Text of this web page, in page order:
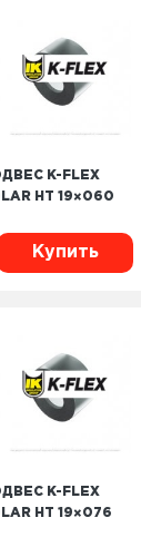
K-FLEX
HT 19×060
Купить
K-FLEX
HT 19×076